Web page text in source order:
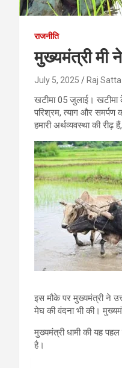
राजनीति
मुख्यमंत्री मी
July 5, 2025 Raj
खटीमा 05 जुलाई। खटीमा
परिश्रम, त्याग और समर्पण
हमारी अर्थव्यवस्था की
इस मौके पर मुख्यमंत्री ने
मेघ की वंदना भी की।
मुख्यमंत्री धामी की यह
है।